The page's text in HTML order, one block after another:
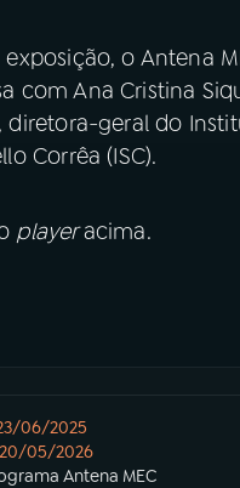
exposição, o Antena
com Ana Cristina
diretora-geral do
Corrêa (ISC).
playeracima.
06/2025
20/05/2026
Antena MEC